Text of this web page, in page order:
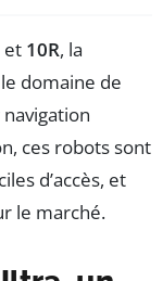
et 10R, la
domaine de
ces robots sont
d’accès, et
le marché.